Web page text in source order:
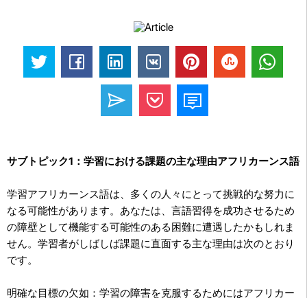
サブトピック1：学習における課題の主な理由アフリカーンス語
学習アフリカーンス語は、多くの人々にとって挑戦的な努力に
なる可能性があります。あなたは、言語習得を成功させるため
の障壁として機能する可能性のある困難に遭遇したかもしれま
せん。学習者がしばしば課題に直面する主な理由は次のとおり
です。
明確な目標の欠如：学習の障害を克服するためにはアフリカー